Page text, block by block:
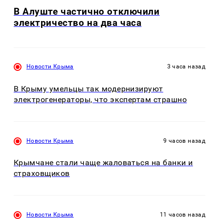
В Алуште частично отключили
электричество на два часа
Новости Крыма 3 часа назад
В Крыму умельцы так модернизируют
электрогенераторы, что экспертам страшно
Новости Крыма 9 часов назад
Крымчане стали чаще жаловаться на банки и
страховщиков
Новости Крыма 11 часов назад